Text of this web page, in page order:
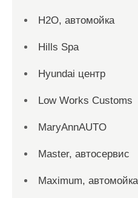
H2O, автомойка
Hills Spa
Hyundai центр
Low Works Customs
MaryAnnAUTO
Master, автосервис
Maximum, автомойка